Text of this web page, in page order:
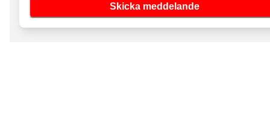
Skicka meddelande